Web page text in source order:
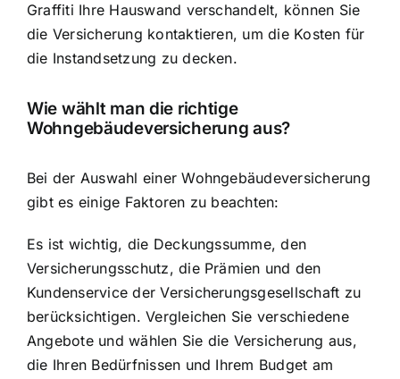
Graffiti Ihre Hauswand verschandelt, können Sie
die Versicherung kontaktieren, um die Kosten für
die Instandsetzung zu decken.
Wie wählt man die richtige
Wohngebäudeversicherung aus?
Bei der Auswahl einer Wohngebäudeversicherung
gibt es einige Faktoren zu beachten:
Es ist wichtig, die Deckungssumme, den
Versicherungsschutz, die Prämien und den
Kundenservice der Versicherungsgesellschaft zu
berücksichtigen. Vergleichen Sie verschiedene
Angebote und wählen Sie die Versicherung aus,
die Ihren Bedürfnissen und Ihrem Budget am